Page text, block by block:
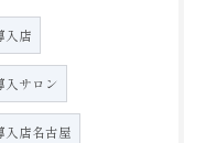
入店
入サロン
入店名古屋